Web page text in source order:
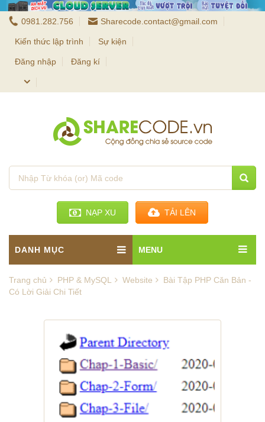
0981.282.756 Sharecode.contact@gmail.com
Kiến thức lập trình Sự kiện
Đăng nhập Đăng kí
NẠP XU TẢI LÊN
DANH MỤC MENU
Trang chủ PHP & MySQL Website
Bài Tập PHP Căn Bản -
Có Lời Giải Chi Tiết